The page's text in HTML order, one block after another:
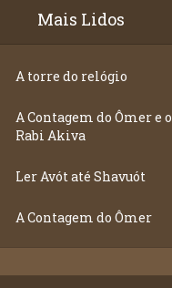
Mais Lidos
A torre do relógio
A Contagem do Ômer e o
Rabi Akiva
Ler Avót até Shavuót
A Contagem do Ômer